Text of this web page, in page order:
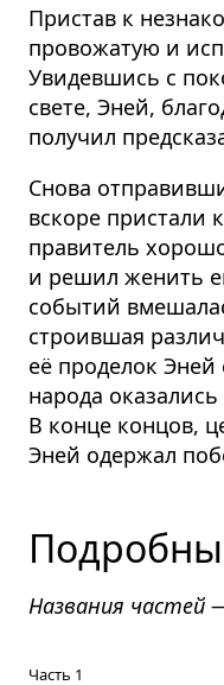
Пристав к
провожатую и
Увидевшись с
свете, Эней,
получил
Снова
вскоре пристали
правитель
и решил женить
событий
строившая
её проделок
народа
В конце концов,
Эней одержал
Названия частей
Часть 1